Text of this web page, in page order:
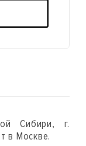
Сибири, г.
в Москве.